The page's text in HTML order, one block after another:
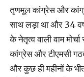
तृणमूल कांग्रेस और
साथ लड़ा था और 34
के नेतृत्व वाली वाम
कांग्रेस और टीएमसी
और कुछ ही महीनों के